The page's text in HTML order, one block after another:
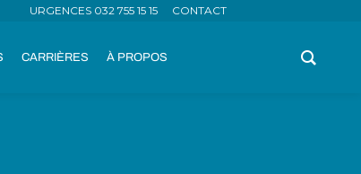
URGENCES 032 755 15 15 CONTACT
CARRIÈRES À PROPOS